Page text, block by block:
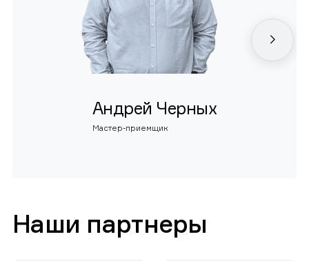
Андрей Черных
Мастер-приемщик
Наши партнеры